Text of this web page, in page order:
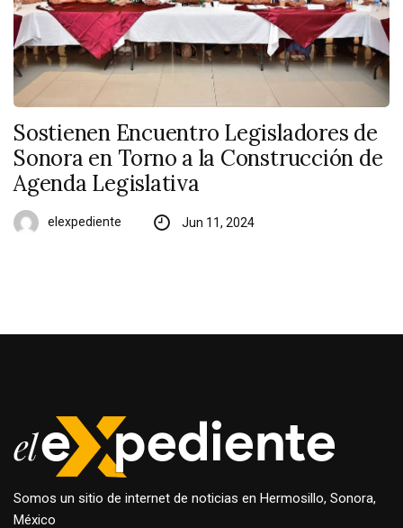
Sostienen Encuentro Legisladores de
Sonora en Torno a la Construcción de
Agenda Legislativa
elexpediente Jun 11, 2024
Somos un sitio de internet de noticias en Hermosillo, Sonora,
México